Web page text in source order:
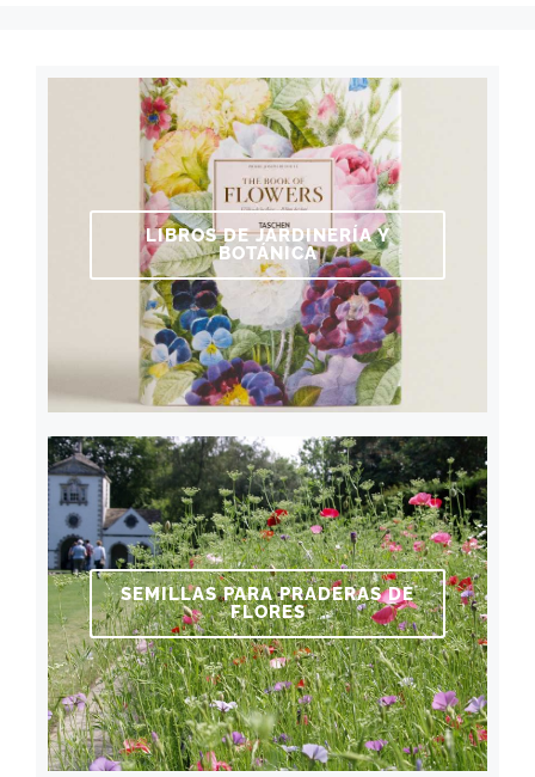
LIBROS DE JARDINERÍA Y
BOTÁNICA
SEMILLAS PARA PRADERAS DE
FLORES